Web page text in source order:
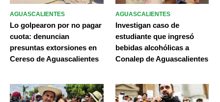
AGUASCALIENTES
Lo golpearon por no pagar
cuota: denuncian
presuntas extorsiones en
Cereso de Aguascalientes
AGUASCALIENTES
Investigan caso de
estudiante que ingresó
bebidas alcohólicas a
Conalep de Aguascalientes